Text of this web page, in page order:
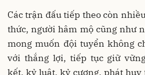
Các trận đấu tiếp theo còn
thức, người hâm mộ cũng như
mong muốn đội tuyển không
với thắng lợi, tiếp tục giữ
kết, kỷ luật, kỷ cương, phát